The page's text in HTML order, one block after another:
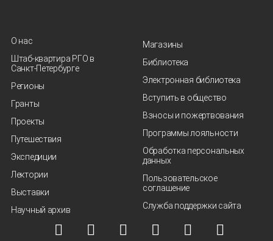
О нас
Штаб-квартира РГО в
Санкт‑Петербурге
Регионы
Гранты
Проекты
Путешествия
Экспедиции
Лектории
Выставки
Научный архив
Магазины
Библиотека
Электронная библиотека
Вступить в общество
Взносы и пожертвования
Программы лояльности
Обработка персональных
данных
Пользовательское
соглашение
Служба поддержки сайта